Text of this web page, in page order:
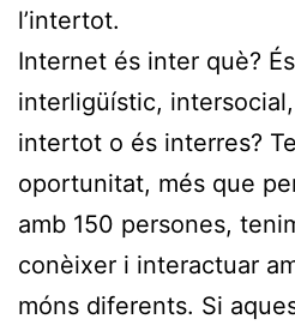
l’intertot.
Internet és inter què?
interligüístic,
intertot o és interres?
oportunitat, més que
amb 150 persones,
conèixer i interactuar
móns diferents. Si